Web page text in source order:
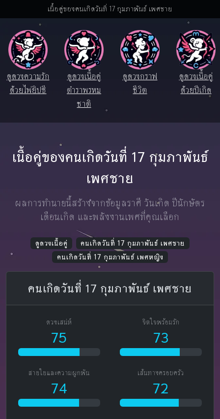
เนื้อคู่ของคนเกิดวันที่ 17 กุมภาพันธ์ เพศชาย
ดูดวงความรัก
ด้วยไพ่ยิปซี
ดูดวงเนื้อคู่
ตำราพรหม
ชาติ
ดูดวงกราฟ
ชีวิต
ดูดวงเนื้อคู่
ด้วยปีเกิด
เนื้อคู่ของคนเกิดวันที่ 17 กุมภาพันธ์
เพศชาย
ผลการทำนายนี้สร้างจากข้อมูลราศี วันเกิด ปีนักษัตร
เดือนเกิด และพลังงานเพศที่คุณเลือก
ดูดวงเนื้อคู่
คนเกิดวันที่ 17 กุมภาพันธ์ เพศชาย
คนเกิดวันที่ 17 กุมภาพันธ์ เพศหญิง
คนเกิดวันที่ 17 กุมภาพันธ์ เพศชาย
ดวงเสน่ห์
75
จิตใจพร้อมรัก
73
สายใยและความผูกพัน
74
เส้นทางครอบครัว
72